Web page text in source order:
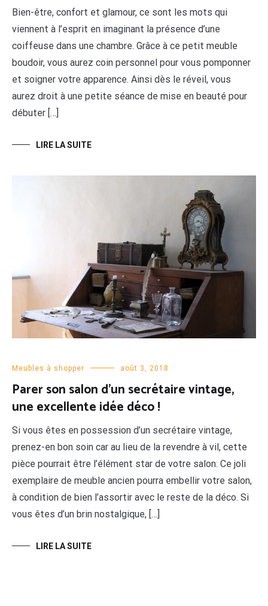
Bien-être, confort et glamour, ce sont les mots qui
viennent à l’esprit en imaginant la présence d’une
coiffeuse dans une chambre. Grâce à ce petit meuble
boudoir, vous aurez coin personnel pour vous pomponner
et soigner votre apparence. Ainsi dès le réveil, vous
aurez droit à une petite séance de mise en beauté pour
débuter […]
LIRE LA SUITE
Meubles à shopper août 3, 2018
Parer son salon d’un secrétaire vintage,
une excellente idée déco !
Si vous êtes en possession d’un secrétaire vintage,
prenez-en bon soin car au lieu de la revendre à vil, cette
pièce pourrait être l’élément star de votre salon. Ce joli
exemplaire de meuble ancien pourra embellir votre salon,
à condition de bien l’assortir avec le reste de la déco. Si
vous êtes d’un brin nostalgique, […]
LIRE LA SUITE